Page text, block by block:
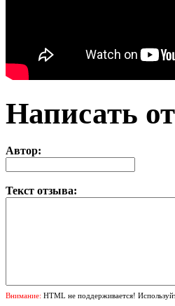
Написать
Автор:
Текст отзыва:
Внимание: HTML не поддерживается!